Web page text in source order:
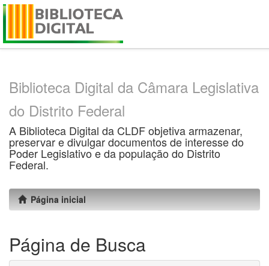
Skip
Biblioteca Digital da Câmara Legislativa
do Distrito Federal
A Biblioteca Digital da CLDF objetiva armazenar,
preservar e divulgar documentos de interesse do
Poder Legislativo e da população do Distrito
Federal.
Página inicial
Página de Busca